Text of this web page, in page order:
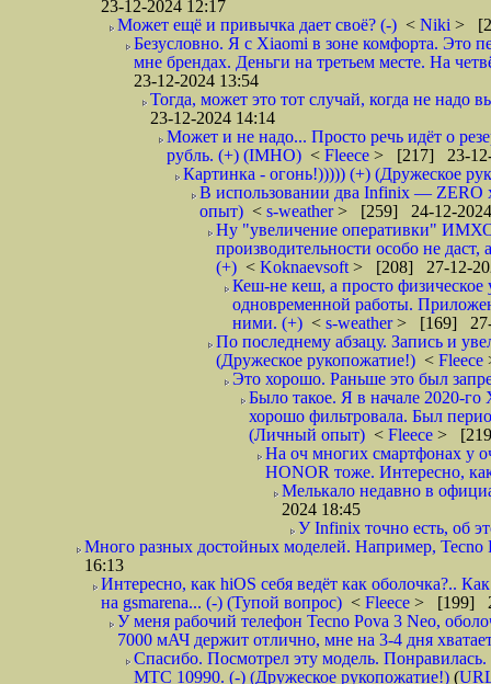
23-12-2024 12:17
Может ещё и привычка дает своё? (-) < Niki >
Безусловно. Я с Xiaomi в зоне комфорта. Это
мне брендах. Деньги на третьем месте. На
23-12-2024 13:54
Тогда, может это тот случай, когда не надо
23-12-2024 14:14
Может и не надо... Просто речь идёт о
рубль. (+) (IMHO) < Fleece > [217] 23-12-
Картинка - огонь!))))) (+) (Дружеское
В использовании два Infinix — ZERO
опыт) < s-weather> [259] 24-12-2024
Ну "увеличение оперативки" ИМХО
производительности особо не
(+) < Koknaevsoft > [208] 27-12-
Кеш-не кеш, а просто
одновременной работы.
ними. (+) < s-weather> [169] 27-
По последнему абзацу. Запись и
(Дружеское рукопожатие!) < Fleece
Это хорошо. Раньше это был
Было такое. Я в начале 2020-го
хорошо фильтровала. Был
(Личный опыт) < Fleece >
На оч многих смартфонах у
HONOR тоже. Интересно,
Мелькало недавно в
2024 18:45
У Infinix точно есть, об
Много разных достойных моделей. Например, Tecno
16:13
Интересно, как hiOS себя ведёт как оболочка?..
на gsmarena... (-) (Тупой вопрос) < Fleece > [199]
У меня рабочий телефон Tecno Pova 3 Neo,
7000 мАЧ держит отлично, мне на 3-4 дня
Спасибо. Посмотрел эту модель.
МТС 10990. (-) (Дружеское рукопожатие!) (